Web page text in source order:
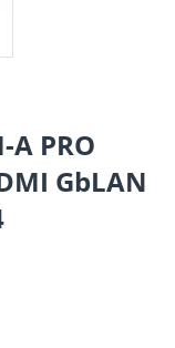
PRO
GbLAN